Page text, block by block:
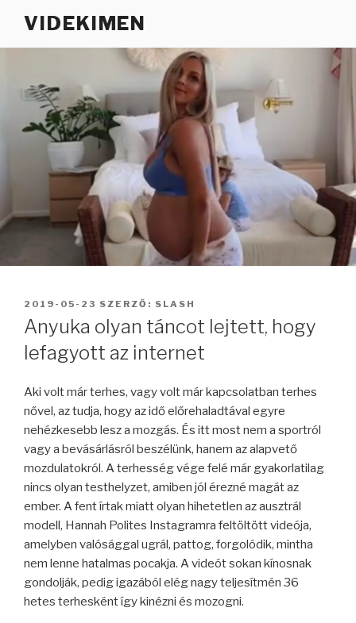
VIDEKIMEN
BEKÜLDVE:
2019-05-23 SZERZŐ: SLASH
Anyuka olyan táncot lejtett, hogy
lefagyott az internet
Aki volt már terhes, vagy volt már kapcsolatban terhes
nővel, az tudja, hogy az idő előrehaladtával egyre
nehézkesebb lesz a mozgás. És itt most nem a sportról
vagy a bevásárlásról beszélünk, hanem az alapvető
mozdulatokról. A terhesség vége felé már gyakorlatilag
nincs olyan testhelyzet, amiben jól érezné magát az
ember. A fent írtak miatt olyan hihetetlen az ausztrál
modell, Hannah Polites Instagramra feltöltött videója,
amelyben valósággal ugrál, pattog, forgolódik, mintha
nem lenne hatalmas pocakja. A videót sokan kínosnak
gondolják, pedig igazából elég nagy teljesítmén 36
hetes terhesként így kinézni és mozogni.